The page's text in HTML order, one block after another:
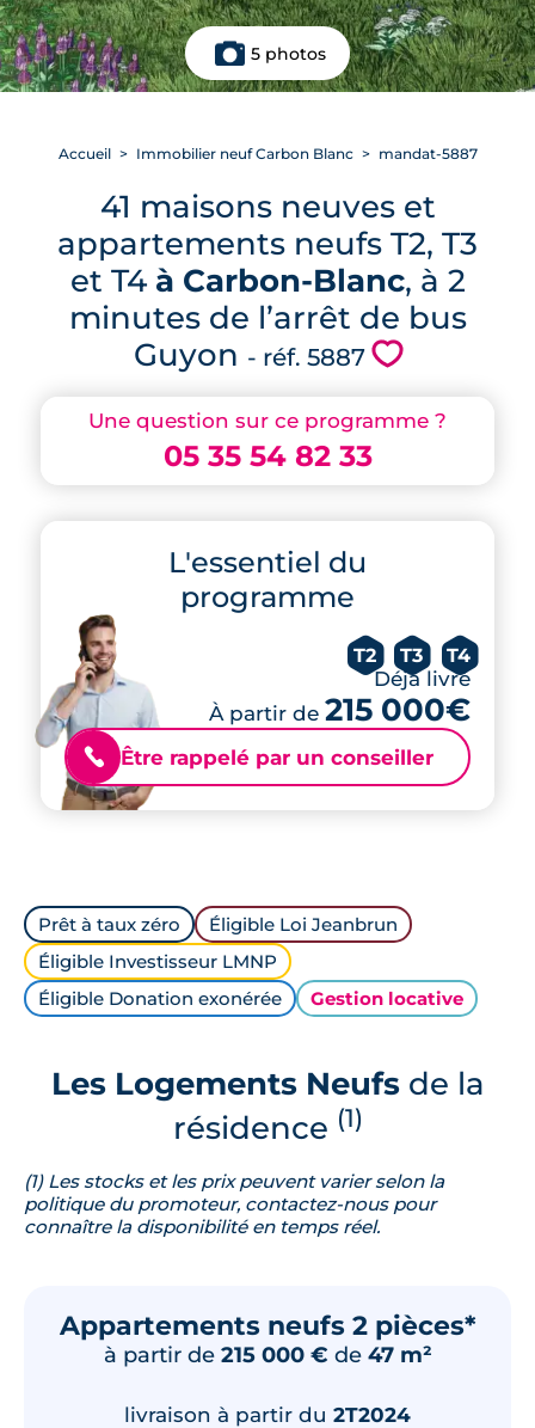
5 photos
Une question sur ce programme ?
05 35 54 82 33
L'essentiel du
programme
T2 T3 T4
Déjà livré
À partir de 215 000€
📞 Être rappelé par un conseiller
Accueil Immobilier neuf Carbon Blanc mandat-5887
41 maisons neuves et
appartements neufs T2, T3
et T4 à Carbon-Blanc, à 2
minutes de l’arrêt de bus
Guyon - réf. 5887 💗
Prêt à taux zéro
Éligible Loi Jeanbrun
Éligible Investisseur LMNP
Éligible Donation exonérée
Gestion locative
Les Logements Neufsde la
résidence (1)
(1) Les stocks et les prix peuvent varier selon la
politique du promoteur, contactez-nous pour
connaître la disponibilité en temps réel.
Appartements neufs 2 pièces*
à partir de 215 000 € de 47 m²
livraison à partir du 2T2024